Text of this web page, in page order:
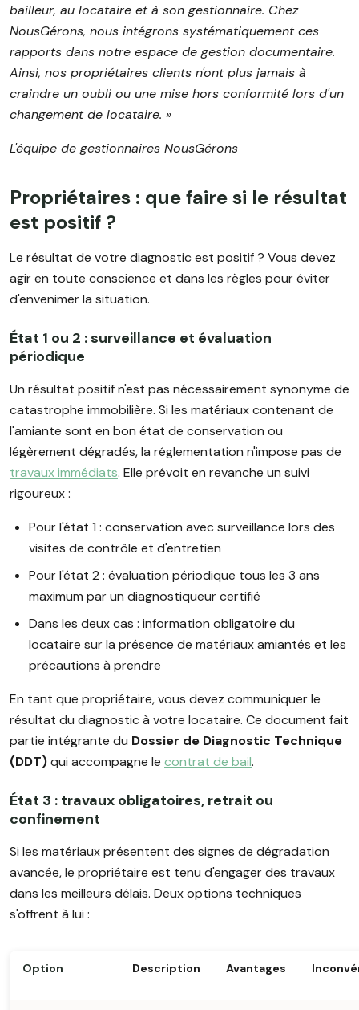
bailleur, au locataire et à son gestionnaire. Chez
NousGérons, nous intégrons systématiquement ces
rapports dans notre espace de gestion documentaire.
Ainsi, nos propriétaires clients n'ont plus jamais à
craindre un oubli ou une mise hors conformité lors d'un
changement de locataire. »
L'équipe de gestionnaires NousGérons
Propriétaires : que faire si le résultat
est positif ?
Le résultat de votre diagnostic est positif ? Vous devez
agir en toute conscience et dans les règles pour éviter
d'envenimer la situation.
État 1 ou 2 : surveillance et évaluation
périodique
Un résultat positif n'est pas nécessairement synonyme de
catastrophe immobilière. Si les matériaux contenant de
l'amiante sont en bon état de conservation ou
légèrement dégradés, la réglementation n'impose pas de
travaux immédiats. Elle prévoit en revanche un suivi
rigoureux :
Pour l'état 1 : conservation avec surveillance lors des
visites de contrôle et d'entretien
Pour l'état 2 : évaluation périodique tous les 3 ans
maximum par un diagnostiqueur certifié
Dans les deux cas : information obligatoire du
locataire sur la présence de matériaux amiantés et les
précautions à prendre
En tant que propriétaire, vous devez communiquer le
résultat du diagnostic à votre locataire. Ce document fait
partie intégrante du Dossier de Diagnostic Technique
(DDT)qui accompagne le contrat de bail.
État 3 : travaux obligatoires, retrait ou
confinement
Si les matériaux présentent des signes de dégradation
avancée, le propriétaire est tenu d'engager des travaux
dans les meilleurs délais. Deux options techniques
s'offrent à lui :
Option Description Avantages